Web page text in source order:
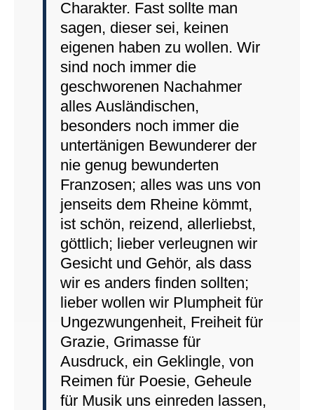
Charakter. Fast sollte man
sagen, dieser sei, keinen
eigenen haben zu wollen. Wir
sind noch immer die
geschworenen Nachahmer
alles Ausländischen,
besonders noch immer die
untertänigen Bewunderer der
nie genug bewunderten
Franzosen; alles was uns von
jenseits dem Rheine kömmt,
ist schön, reizend, allerliebst,
göttlich; lieber verleugnen wir
Gesicht und Gehör, als dass
wir es anders finden sollten;
lieber wollen wir Plumpheit für
Ungezwungenheit, Freiheit für
Grazie, Grimasse für
Ausdruck, ein Geklingle, von
Reimen für Poesie, Geheule
für Musik uns einreden lassen,